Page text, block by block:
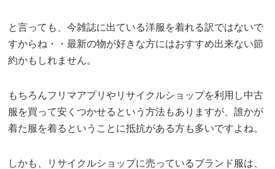
と言っても、今雑誌に出ている洋服を着れる訳ではないで
すからね・・最新の物が好きな方にはおすすめ出来ない節
約かもしれません。
もちろんフリマアプリやリサイクルショップを利用し中古
服を買って安くつかせるという方法もありますが、誰かが
着た服を着るということに抵抗がある方も多いですよね。
しかも、リサイクルショップに売っているブランド服は、